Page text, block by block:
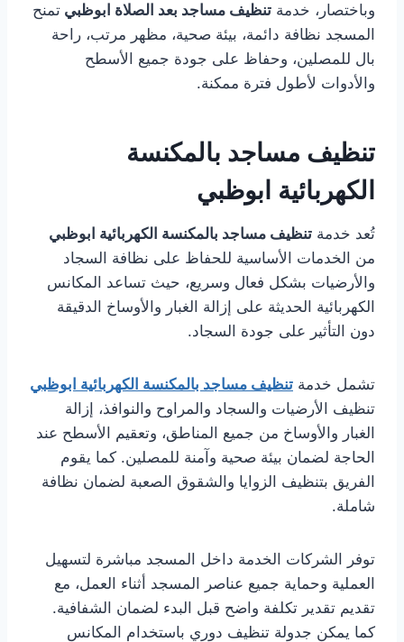
وباختصار، خدمة تنظيف مساجد بعد الصلاة ابوظبي تمنح
المسجد نظافة دائمة، بيئة صحية، مظهر مرتب، راحة
بال للمصلين، وحفاظ على جودة جميع الأسطح
والأدوات لأطول فترة ممكنة.
تنظيف مساجد بالمكنسة
الكهربائية ابوظبي
تُعد خدمة تنظيف مساجد بالمكنسة الكهربائية ابوظبي
من الخدمات الأساسية للحفاظ على نظافة السجاد
والأرضيات بشكل فعال وسريع، حيث تساعد المكانس
الكهربائية الحديثة على إزالة الغبار والأوساخ الدقيقة
دون التأثير على جودة السجاد.
تشمل خدمة تنظيف مساجد بالمكنسة الكهربائية ابوظبي
تنظيف الأرضيات والسجاد والمراوح والنوافذ، إزالة
الغبار والأوساخ من جميع المناطق، وتعقيم الأسطح عند
الحاجة لضمان بيئة صحية وآمنة للمصلين. كما يقوم
الفريق بتنظيف الزوايا والشقوق الصعبة لضمان نظافة
شاملة.
توفر الشركات الخدمة داخل المسجد مباشرة لتسهيل
العملية وحماية جميع عناصر المسجد أثناء العمل، مع
تقديم تقدير تكلفة واضح قبل البدء لضمان الشفافية.
كما يمكن جدولة تنظيف دوري باستخدام المكانس